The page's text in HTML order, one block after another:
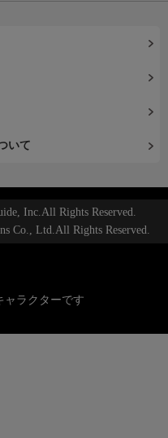
いて
Inc.All Rights Reserved.
Co., Ltd.All Rights Reserved.
ャラクターです